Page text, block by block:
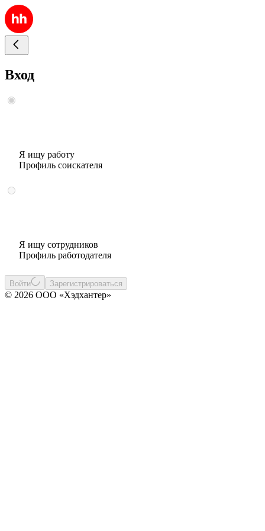
Вход
Я ищу работу
Профиль соискателя
Я ищу сотрудников
Профиль работодателя
Войти Зарегистрироваться
© 2026 ООО «Хэдхантер»